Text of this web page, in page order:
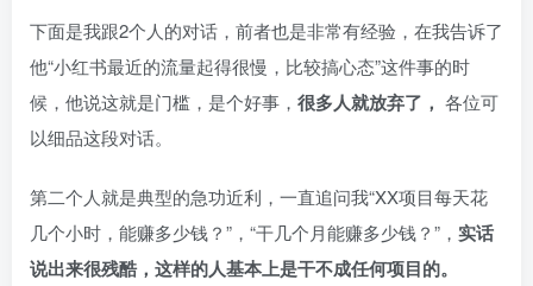
下面是我跟2个人的对话，前者也是非常有经验，在我告诉了
他“小红书最近的流量起得很慢，比较搞心态”这件事的时
候，他说这就是门槛，是个好事， 很多人就放弃了， 各位可
以细品这段对话。​
第二个人就是典型的急功近利，一直追问我“XX项目每天花
几个小时，能赚多少钱？”，“干几个月能赚多少钱？”， 实话
说出来很残酷，这样的人基本上是干不成任何项目的。